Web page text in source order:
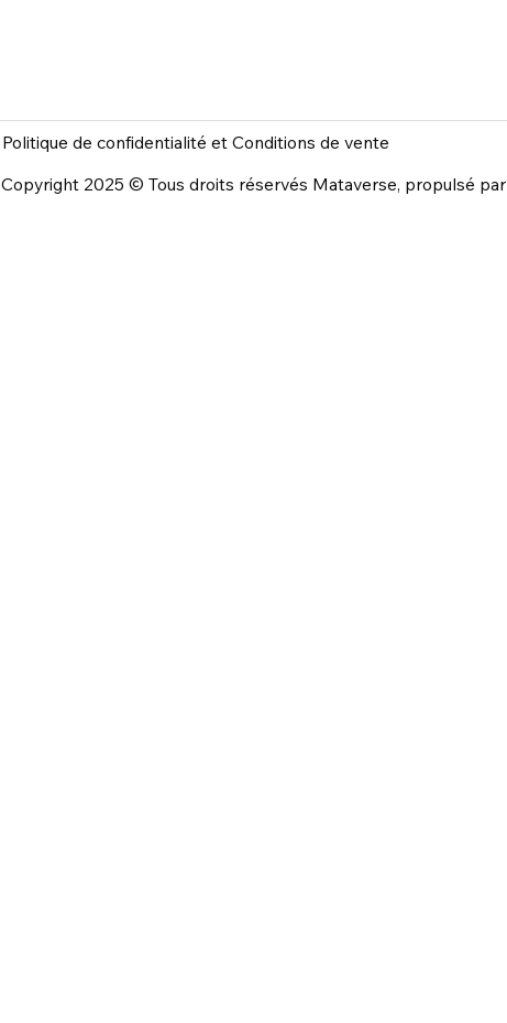
Politique de confidentialité etConditions de vente
Copyright 2025 © Tous droits réservés Mataverse, propulsé par